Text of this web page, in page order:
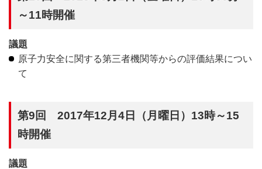
～11時開催
議題
原子力安全に関する第三者機関等からの評価結果につい
て
第9回 2017年12月4日（月曜日）13時～15
時開催
議題